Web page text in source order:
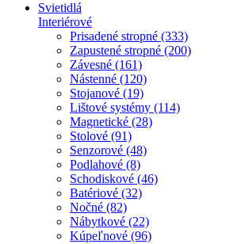
Svietidlá
Interiérové
Prisadené stropné (333)
Zapustené stropné (200)
Závesné (161)
Nástenné (120)
Stojanové (19)
Lištové systémy (114)
Magnetické (28)
Stolové (91)
Senzorové (48)
Podlahové (8)
Schodiskové (46)
Batériové (32)
Nočné (82)
Nábytkové (22)
Kúpeľnové (96)